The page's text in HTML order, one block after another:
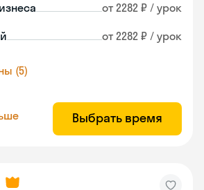
от 2282 ₽ / урок
от 2282 ₽ / урок
(5)
Выбрать время